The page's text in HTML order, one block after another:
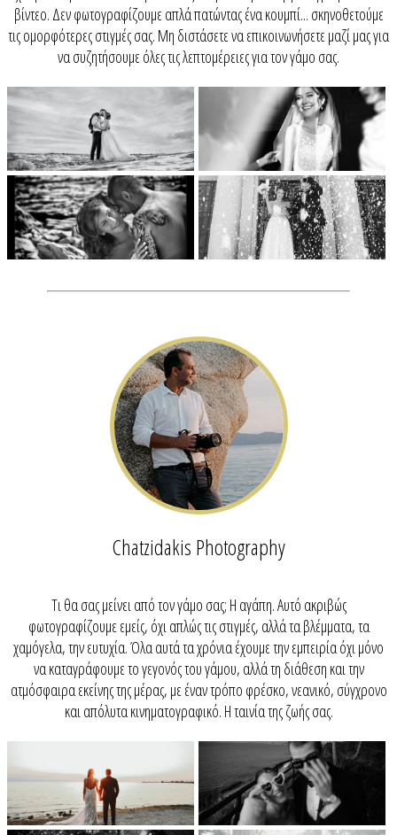
βίντεο. Δεν φωτογραφίζουμε απλά πατώντας ένα κουμπί... σκηνοθετούμε
τις ομορφότερες στιγμές σας. Μη διστάσετε να επικοινωνήσετε μαζί μας για
να συζητήσουμε όλες τις λεπτομέρειες για τον γάμο σας.
Chatzidakis Photography
Τι θα σας μείνει από τον γάμο σας; Η αγάπη. Αυτό ακριβώς
φωτογραφίζουμε εμείς, όχι απλώς τις στιγμές, αλλά τα βλέμματα, τα
χαμόγελα, την ευτυχία. Όλα αυτά τα χρόνια έχουμε την εμπειρία όχι μόνο
να καταγράφουμε το γεγονός του γάμου, αλλά τη διάθεση και την
ατμόσφαιρα εκείνης της μέρας, με έναν τρόπο φρέσκο, νεανικό, σύγχρονο
και απόλυτα κινηματογραφικό. Η ταινία της ζωής σας.